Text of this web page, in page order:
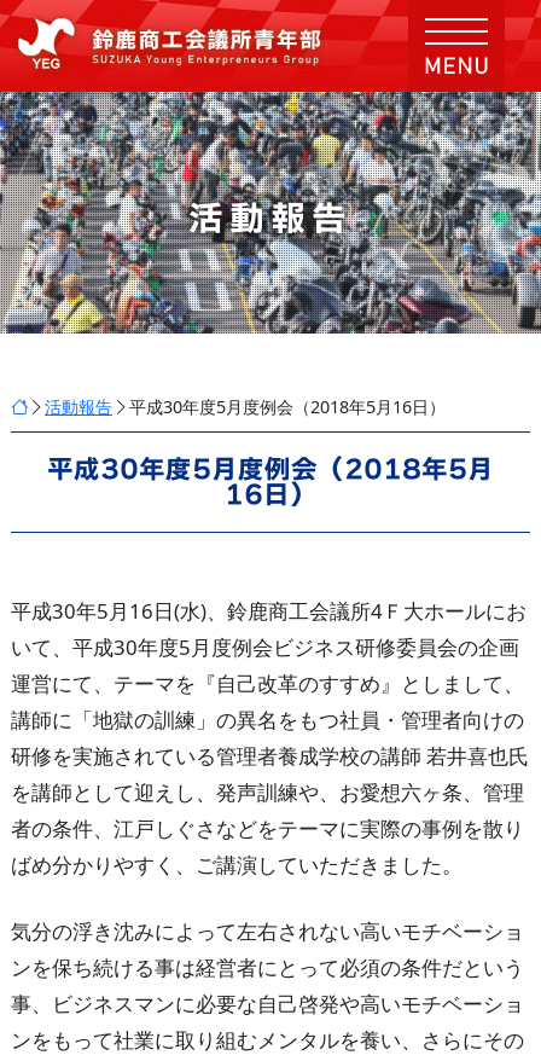
活動報告
活動報告 平成30年度5月度例会（2018年5月16日）
平成30年度5月度例会（2018年5月
16日）
平成30年5月16日(水)、鈴鹿商工会議所4Ｆ大ホールにお
いて、平成30年度5月度例会ビジネス研修委員会の企画
運営にて、テーマを『自己改革のすすめ』としまして、
講師に「地獄の訓練」の異名をもつ社員・管理者向けの
研修を実施されている管理者養成学校の講師 若井喜也氏
を講師として迎えし、発声訓練や、お愛想六ヶ条、管理
者の条件、江戸しぐさなどをテーマに実際の事例を散り
ばめ分かりやすく、ご講演していただきました。
気分の浮き沈みによって左右されない高いモチベーショ
ンを保ち続ける事は経営者にとって必須の条件だという
事、ビジネスマンに必要な自己啓発や高いモチベーショ
ンをもって社業に取り組むメンタルを養い、さらにその